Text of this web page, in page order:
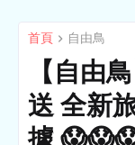
首頁 自由鳥
【自由
送​ 全新
據